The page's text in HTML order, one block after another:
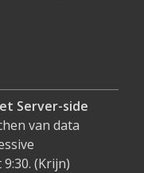
Server-side
van data
(Krijn)